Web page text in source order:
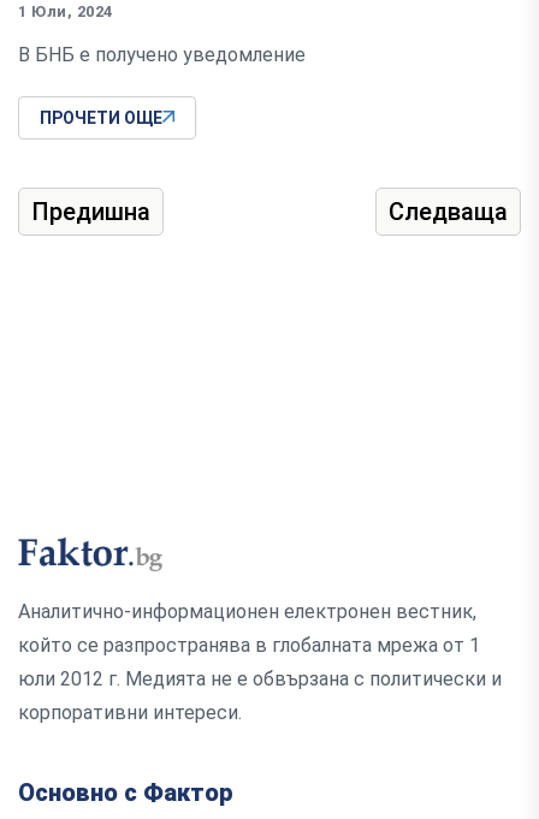
1 Юли, 2024
В БНБ е получено уведомление
ПРОЧЕТИ ОЩЕ
Предишна Следваща
Аналитично-информационен електронен вестник,
който се разпространява в глобалната мрежа от 1
юли 2012 г. Медията не е обвързана с политически и
корпоративни интереси.
Основно с Фактор